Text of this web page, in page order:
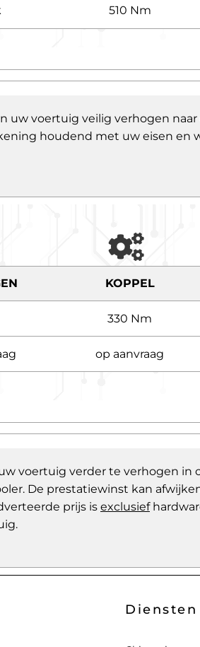
510 Nm
uw voertuig veilig verhogen
houdend met uw eisen en
KOPPEL
330 Nm
op aanvraag
voertuig verder te verhogen in
De prestatiewinst kan
prijs is exclusief
Diensten